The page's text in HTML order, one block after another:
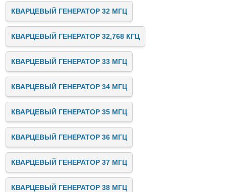
КВАРЦЕВЫЙ ГЕНЕРАТОР 32 МГЦ
КВАРЦЕВЫЙ ГЕНЕРАТОР 32,768 КГЦ
КВАРЦЕВЫЙ ГЕНЕРАТОР 33 МГЦ
КВАРЦЕВЫЙ ГЕНЕРАТОР 34 МГЦ
КВАРЦЕВЫЙ ГЕНЕРАТОР 35 МГЦ
КВАРЦЕВЫЙ ГЕНЕРАТОР 36 МГЦ
КВАРЦЕВЫЙ ГЕНЕРАТОР 37 МГЦ
КВАРЦЕВЫЙ ГЕНЕРАТОР 38 МГЦ